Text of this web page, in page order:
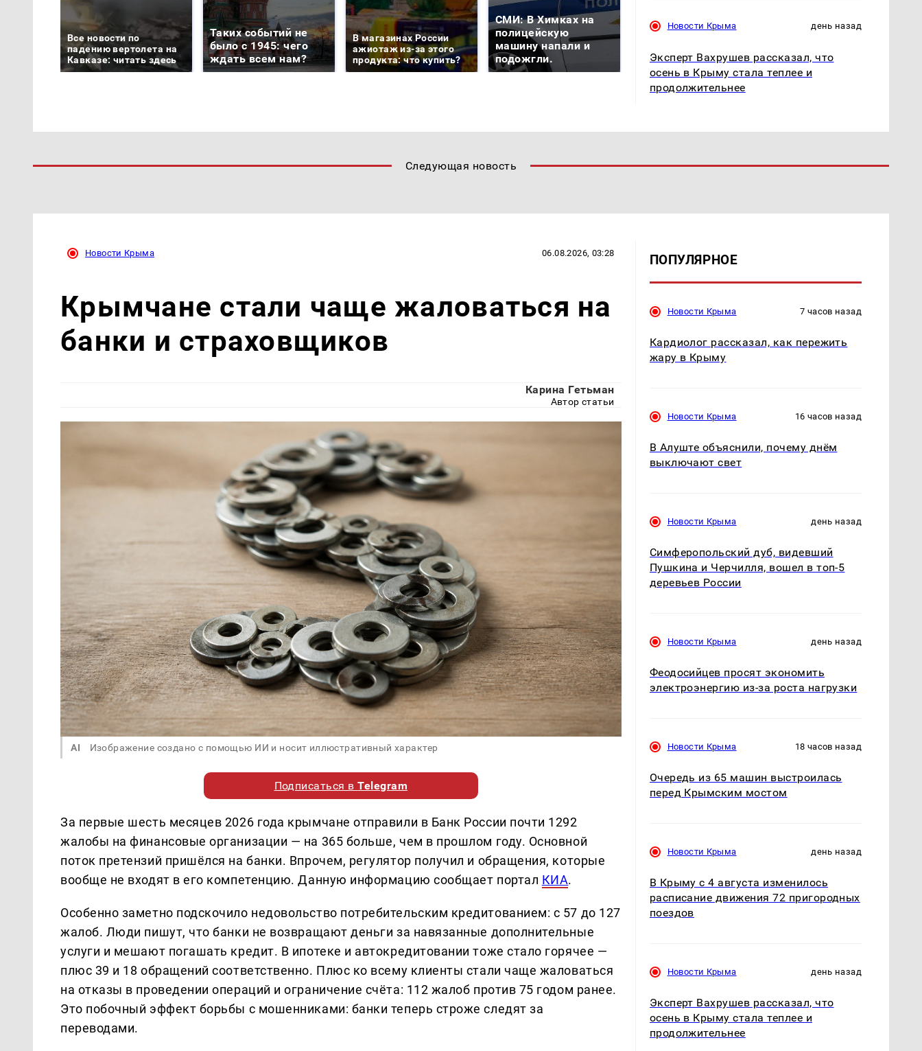
Все новости по
падению вертолета на
Кавказе: читать здесь
Таких событий не
было с 1945: чего
ждать всем нам?
В магазинах России
ажиотаж из-за этого
продукта: что купить?
СМИ: В Химках на
полицейскую
машину напали и
подожгли.
Где будет встреча
России: Европа?
На Урале из казны
миллионов рублей
Новости Крыма день назад
Эксперт Вахрушев рассказал, что
осень в Крыму стала теплее и
продолжительнее
Следующая новость
Новости Крыма 06.08.2026, 03:28
Крымчане стали чаще жаловаться на
банки и страховщиков
Карина Гетьман
Автор статьи
AI Изображение создано с помощью ИИ и носит иллюстративный характер
Подписаться вTelegram
За первые шесть месяцев 2026 года крымчане отправили в Банк России почти 1292
жалобы на финансовые организации — на 365 больше, чем в прошлом году. Основной
поток претензий пришёлся на банки. Впрочем, регулятор получил и обращения, которые
вообще не входят в его компетенцию. Данную информацию сообщает портал КИА.
Особенно заметно подскочило недовольство потребительским кредитованием: с 57 до 127
жалоб. Люди пишут, что банки не возвращают деньги за навязанные дополнительные
услуги и мешают погашать кредит. В ипотеке и автокредитовании тоже стало горячее —
плюс 39 и 18 обращений соответственно. Плюс ко всему клиенты стали чаще жаловаться
на отказы в проведении операций и ограничение счёта: 112 жалоб против 75 годом ранее.
Это побочный эффект борьбы с мошенниками: банки теперь строже следят за
переводами.
ПОПУЛЯРНОЕ
Новости Крыма 7 часов назад
Кардиолог рассказал, как пережить
жару в Крыму
Новости Крыма 16 часов назад
В Алуште объяснили, почему днём
выключают свет
Новости Крыма день назад
Симферопольский дуб, видевший
Пушкина и Черчилля, вошел в топ-5
деревьев России
Новости Крыма день назад
Феодосийцев просят экономить
электроэнергию из-за роста нагрузки
Новости Крыма 18 часов назад
Очередь из 65 машин выстроилась
перед Крымским мостом
Новости Крыма день назад
В Крыму с 4 августа изменилось
расписание движения 72 пригородных
поездов
Новости Крыма день назад
Эксперт Вахрушев рассказал, что
осень в Крыму стала теплее и
продолжительнее